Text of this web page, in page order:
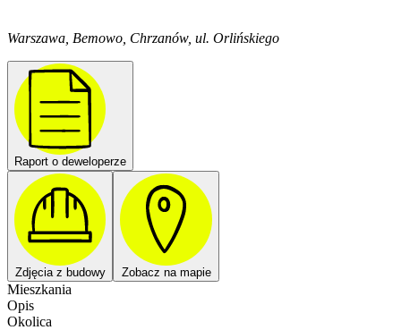
Warszawa, Bemowo, Chrzanów, ul. Orlińskiego
Raport o deweloperze
Zdjęcia z budowy Zobacz na mapie
Mieszkania
Opis
Okolica